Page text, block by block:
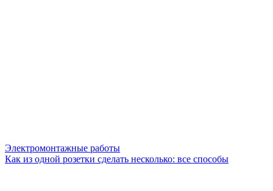
Электромонтажные работы
Как из одной розетки сделать несколько: все способы